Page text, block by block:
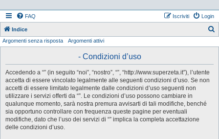
FAQ Login
Iscriviti
Indice
Argomenti senza risposta Argomenti attivi
- Condizioni d’uso
Accedendo a “” (in seguito “noi”, “nostro”, “”, “http://www.superzeta.it”), l’utente
accetta di essere vincolato legalmente alle seguenti condizioni d’uso. Se non
accetti di essere limitato legalmente dalle condizioni d’uso seguenti non
utilizzare i servizi offerti da “”. Le condizioni d’uso possono cambiare in
qualunque momento, sarà nostra premura avvisarti di tali modifiche, benché
sia opportuno controllare con frequenza queste pagine per eventuali
modifiche, dato che l’uso dei servizi di “” implica la completa accettazione
delle condizioni d’uso.